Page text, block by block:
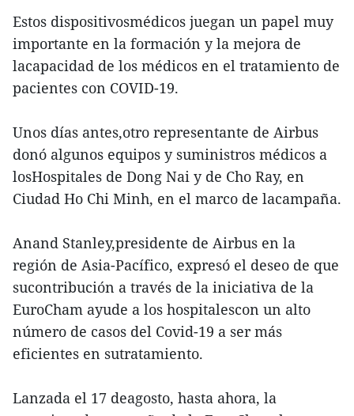
Estos dispositivosmédicos juegan un papel muy
importante en la formación y la mejora de
lacapacidad de los médicos en el tratamiento de
pacientes con COVID-19.
Unos días antes,otro representante de Airbus
donó algunos equipos y suministros médicos a
losHospitales de Dong Nai y de Cho Ray, en
Ciudad Ho Chi Minh, en el marco de lacampaña.
Anand Stanley,presidente de Airbus en la
región de Asia-Pacífico, expresó el deseo de que
sucontribución a través de la iniciativa de la
EuroCham ayude a los hospitalescon un alto
número de casos del Covid-19 a ser más
eficientes en sutratamiento.
Lanzada el 17 deagosto, hasta ahora, la